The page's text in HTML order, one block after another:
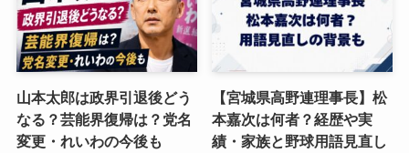
山本太郎は政界引退後どう
なる？芸能界復帰は？党名
変更・れいわの今後も
【宮城県高野連理事長】松
本嘉次は何者？経歴や実
績・家族と野球用語見直し